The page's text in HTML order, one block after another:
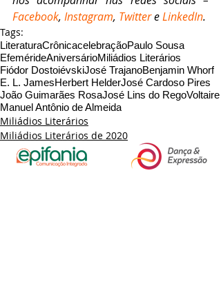
Facebook, Instagram, Twitter e LinkedIn.
Tags:
LiteraturaCrônicacelebraçãoPaulo Sousa
EfemérideAniversárioMiliádios Literários
Fiódor DostoiévskiJosé TrajanoBenjamin Whorf
E. L. JamesHerbert HelderJosé Cardoso Pires
João Guimarães RosaJosé Lins do RegoVoltaire
Manuel Antônio de Almeida
Miliádios Literários
Miliádios Literários de 2020